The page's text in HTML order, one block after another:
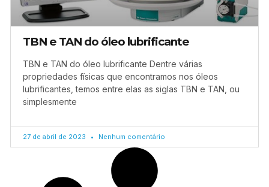
TBN e TAN do óleo lubrificante
TBN e TAN do óleo lubrificante Dentre várias
propriedades físicas que encontramos nos óleos
lubrificantes, temos entre elas as siglas TBN e TAN, ou
simplesmente
27 de abril de 2023 Nenhum comentário